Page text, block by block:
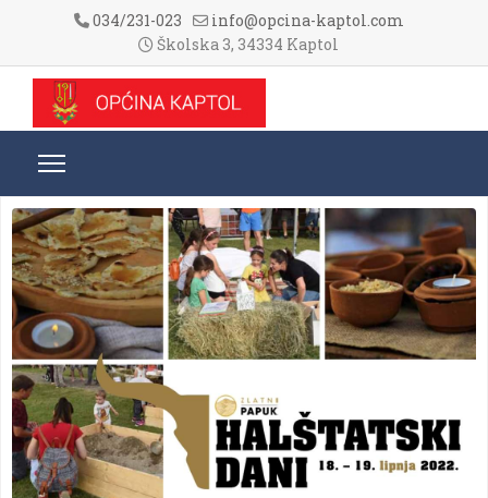
034/231-023
info@opcina-kaptol.com
Školska 3, 34334 Kaptol